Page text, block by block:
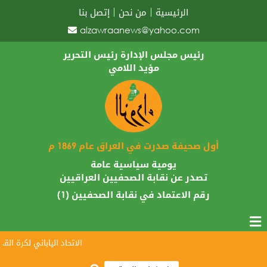
الرئيسية من نحن
إتصل بنا
alzawraanews@yahoo.com
رئيس مجلس الإدارة رئيس التحرير
مؤيد اللامي
أول صحيفة صدرت في العراق عام 1869 م
يومية سياسية عامة
تصدر عن نقابة الصحفيين العراقيين
رقم الاعتماد في نقابة الصحفيين (1)
الاتحاد الياباني لكرة